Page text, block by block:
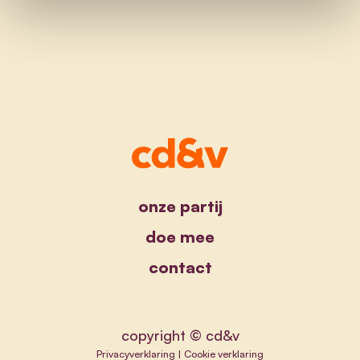
onze partij
doe mee
contact
copyright © cd&v
Privacyverklaring | Cookie verklaring